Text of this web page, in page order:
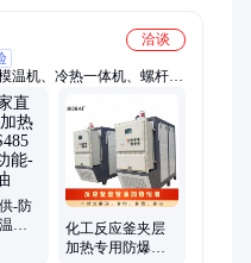
洽谈
温机、冷热一体机、螺杆式
-防
机-
化工反应釜夹层
加热专用防爆油